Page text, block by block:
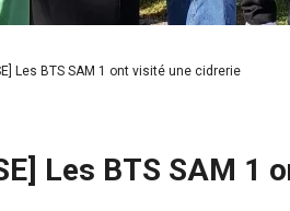
Les BTS SAM 1 ont visité une cidrerie
Les BTS SAM 1